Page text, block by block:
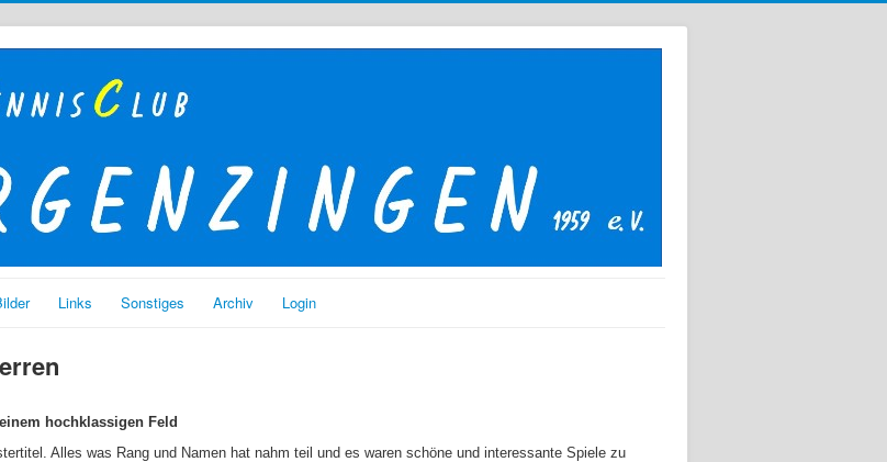
Links Sonstiges Archiv Login
hochklassigen Feld
Alles was Rang und Namen hat nahm teil und es waren schöne und interessante Spiele zu